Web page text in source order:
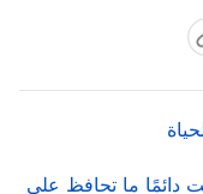
ذلك أمر مؤكد.
المرء أيضًا إلى
إلى العملية
دائمًا ما تحافظ على